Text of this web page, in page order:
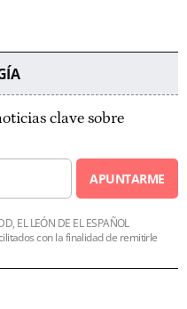
clave sobre
APUNTARME
EL LEÓN DE EL ESPAÑOL
con la finalidad de remitirle